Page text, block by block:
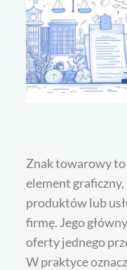
Znak towarowy
element
produktów lub
firmę. Jego
oferty jednego
W praktyce